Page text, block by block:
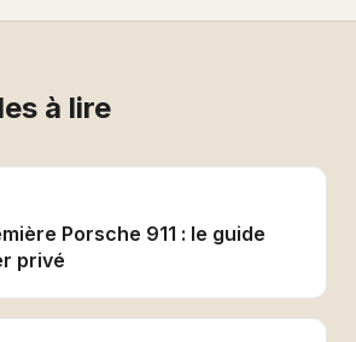
à lire
Porsche 911 : le guide
privé